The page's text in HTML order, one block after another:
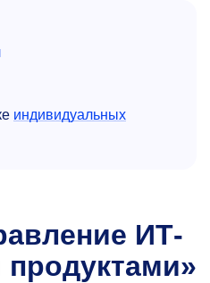
индивидуальных
ИТ-
продуктами»